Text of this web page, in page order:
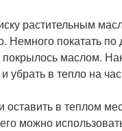
растительным
Немного покатать по
маслом.
убрать в тепло на
оставить в теплом
можно